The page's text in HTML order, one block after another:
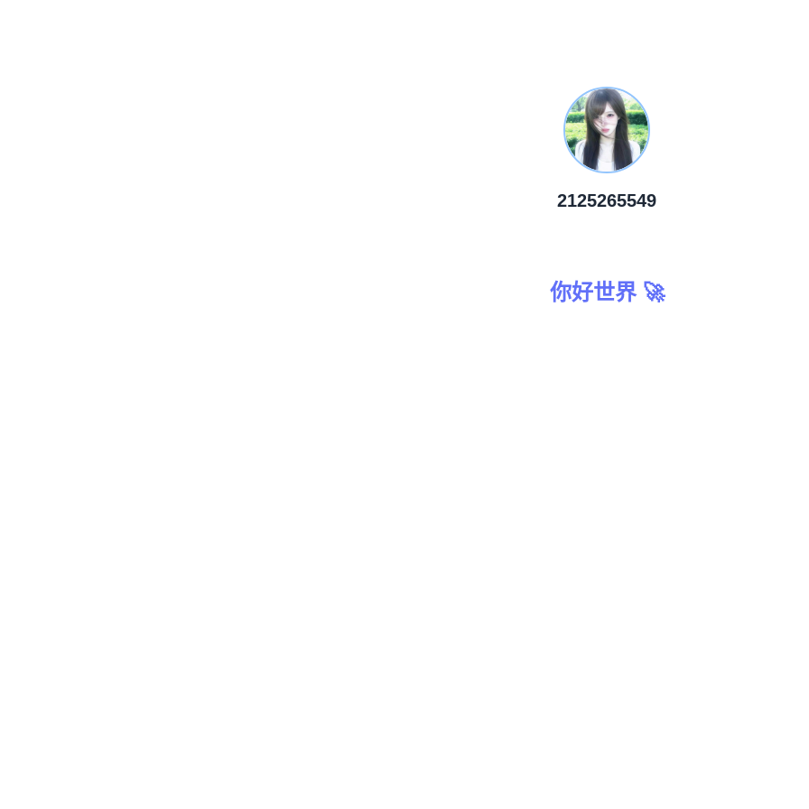
2125265549
你好世界 🚀